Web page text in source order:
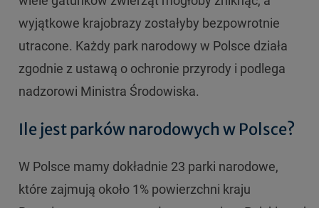
wyjątkowe krajobrazy zostałyby bezpowrotnie
utracone. Każdy park narodowy w Polsce działa
zgodnie z ustawą o ochronie przyrody i podlega
nadzorowi Ministra Środowiska.
Ile jest parków narodowych w Polsce?
W Polsce mamy dokładnie 23 parki narodowe,
które zajmują około 1% powierzchni kraju